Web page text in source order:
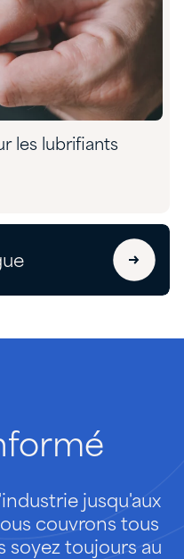
les lubrifiants
jusqu'aux
couvrons tous
soyez toujours au